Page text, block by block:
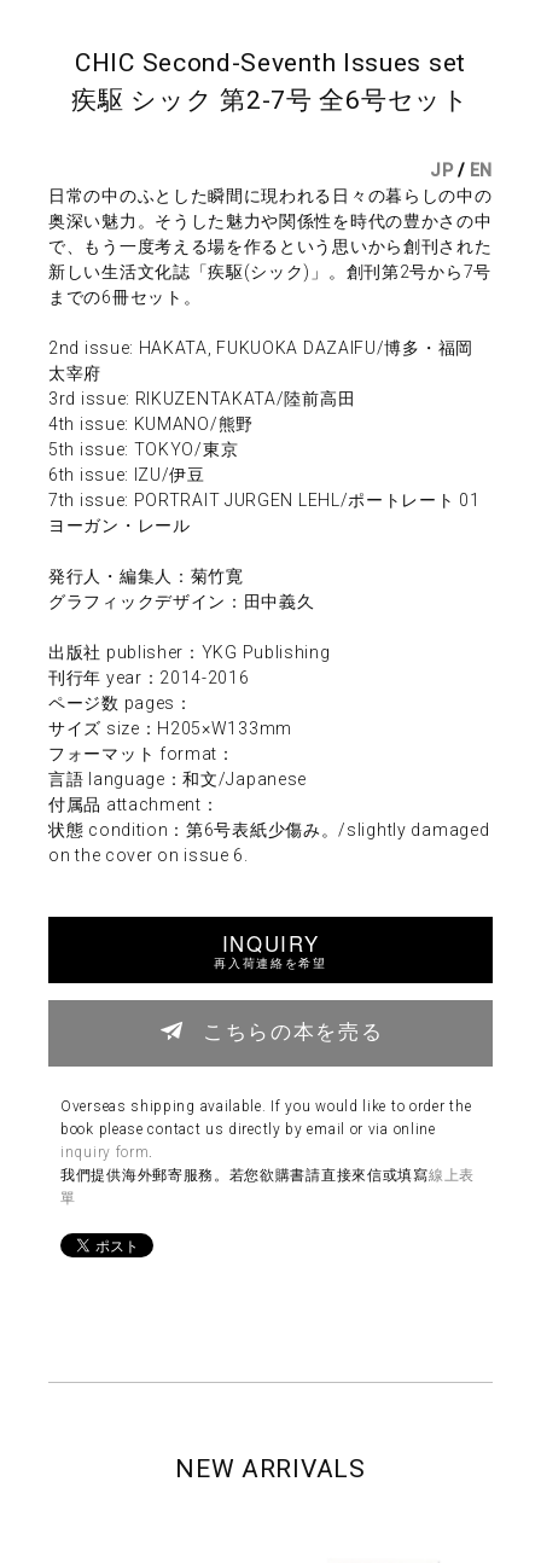
CHIC Second-Seventh Issues set
疾駆 シック 第2-7号 全6号セット
JP / EN
日常の中のふとした瞬間に現われる日々の暮らしの中の
奥深い魅力。そうした魅力や関係性を時代の豊かさの中
で、もう一度考える場を作るという思いから創刊された
新しい生活文化誌「疾駆(シック)」。創刊第2号から7号
までの6冊セット。
2nd issue: HAKATA, FUKUOKA DAZAIFU/博多・福岡
太宰府
3rd issue: RIKUZENTAKATA/陸前高田
4th issue: KUMANO/熊野
5th issue: TOKYO/東京
6th issue: IZU/伊豆
7th issue: PORTRAIT JURGEN LEHL/ポートレート 01
ヨーガン・レール
発行人・編集人：菊竹寛
グラフィックデザイン：田中義久
出版社 publisher：YKG Publishing
刊行年 year：2014-2016
ページ数 pages：
サイズ size：H205×W133mm
フォーマット format：
言語 language：和文/Japanese
付属品 attachment：
状態 condition：第6号表紙少傷み。/slightly damaged
on the cover on issue 6.
INQUIRY
再入荷連絡を希望
こちらの本を売る
Overseas shipping available. If you would like to order the
book please contact us directly by email or via online
inquiry form.
我們提供海外郵寄服務。若您欲購書請直接來信或填寫線上表
單
NEW ARRIVALS